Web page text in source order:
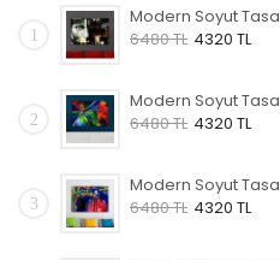
1
6480 TL 4320 TL
2
6480 TL 4320 TL
3
6480 TL 4320 TL